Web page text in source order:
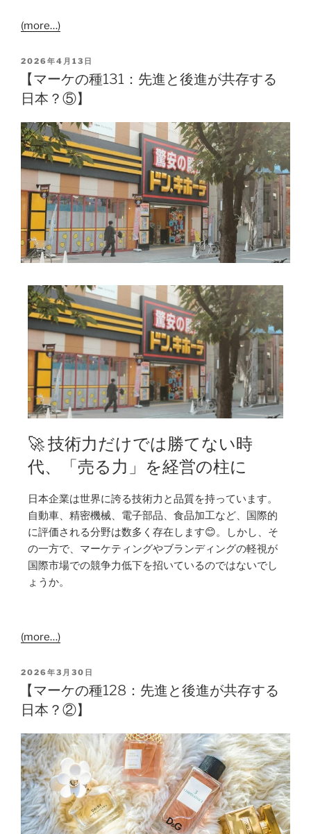
(more…)
2026年4月13日
【マーケの種131：先進と後進が共存する
日本？⑤】
🚀 技術力だけでは勝てない時
代、「売る力」を経営の柱に
日本企業は世界に誇る技術力と品質を持っています。
自動車、精密機械、電子部品、食品加工など、国際的
に評価される分野は数多く存在します😊。しかし、そ
の一方で、マーケティングやブランディングの軽視が
国際市場での競争力低下を招いているのではないでし
ょうか。
(more…)
2026年3月30日
【マーケの種128：先進と後進が共存する
日本？②】